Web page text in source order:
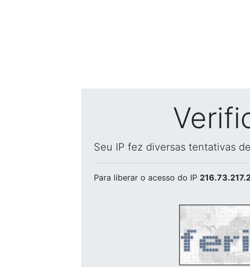
Seu IP fez diversas tentativas
Para liberar o acesso do IP